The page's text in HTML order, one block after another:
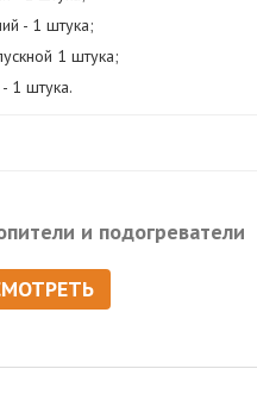
- 1 штука;
1 штука;
1 штука.
и подогреватели